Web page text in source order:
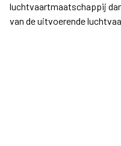
luchtvaartmaatschappij
van de uitvoerende